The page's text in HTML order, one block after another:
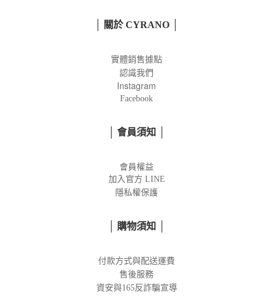
│ 關於 CYRANO │
實體銷售據點
認識我們
Instagram
Facebook
│ 會員須知 │
會員權益
加入官方 LINE
隱私權保護
│ 購物須知 │
付款方式與配送運費
售後服務
資安與165反詐騙宣導